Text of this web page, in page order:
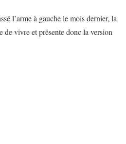
l’arme à gauche le mois dernier, la
de vivre et présente donc la version